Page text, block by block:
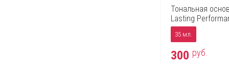
Тональная
Lasting
35 мл.
300 руб.